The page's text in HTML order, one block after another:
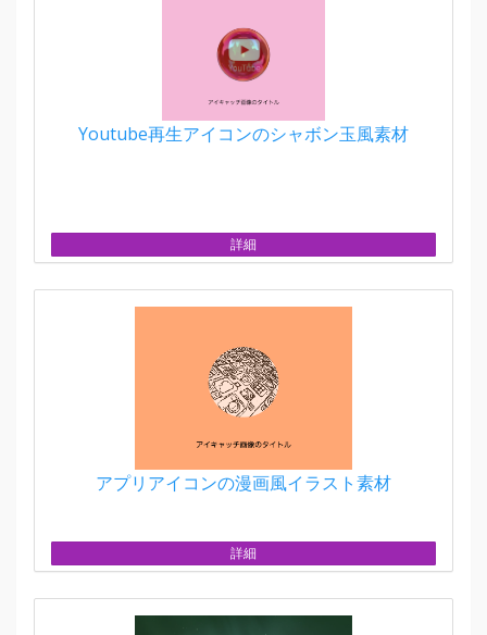
Youtube再生アイコンのシャボン玉風素材
詳細
アプリアイコンの漫画風イラスト素材
詳細